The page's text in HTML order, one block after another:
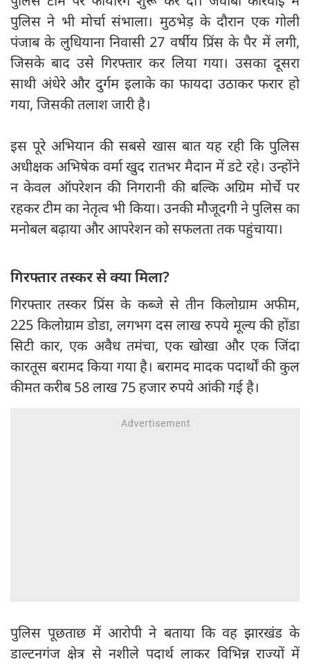
पुलिस ने भी मोर्चा संभाला। मुठभेड़ के दौरान एक गोली
पंजाब के लुधियाना निवासी 27 वर्षीय प्रिंस के पैर में लगी,
जिसके बाद उसे गिरफ्तार कर लिया गया। उसका दूसरा
साथी अंधेरे और दुर्गम इलाके का फायदा उठाकर फरार हो
गया, जिसकी तलाश जारी है।
इस पूरे अभियान की सबसे खास बात यह रही कि पुलिस
अधीक्षक अभिषेक वर्मा खुद रातभर मैदान में डटे रहे। उन्होंने
न केवल ऑपरेशन की निगरानी की बल्कि अग्रिम मोर्चे पर
रहकर टीम का नेतृत्व भी किया। उनकी मौजूदगी ने पुलिस का
मनोबल बढ़ाया और आपरेशन को सफलता तक पहुंचाया।
गिरफ्तार तस्कर से क्या मिला?
गिरफ्तार तस्कर प्रिंस के कब्जे से तीन किलोग्राम अफीम,
225 किलोग्राम डोडा, लगभग दस लाख रुपये मूल्य की होंडा
सिटी कार, एक अवैध तमंचा, एक खोखा और एक जिंदा
कारतूस बरामद किया गया है। बरामद मादक पदार्थों की कुल
कीमत करीब 58 लाख 75 हजार रुपये आंकी गई है।
पुलिस पूछताछ में आरोपी ने बताया कि वह झारखंड के
डाल्टनगंज क्षेत्र से नशीले पदार्थ लाकर विभिन्न राज्यों में